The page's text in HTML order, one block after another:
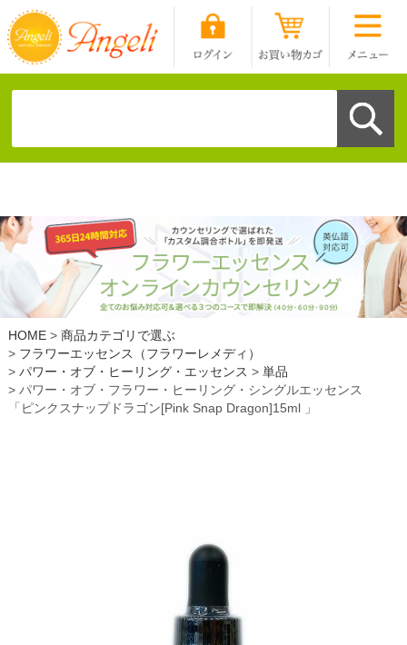
HOME
商品カテゴリで選ぶ
フラワーエッセンス（フラワーレメディ）
パワー・オブ・ヒーリング・エッセンス
単品
パワー・オブ・フラワー・ヒーリング・シングルエッセンス
「ピンクスナップドラゴン[Pink Snap Dragon]15ml 」